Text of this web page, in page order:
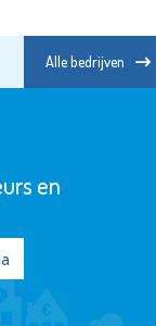
Alle bedrijven
en